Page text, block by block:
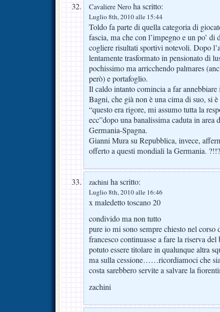
Cavaliere Nero ha scritto:
Luglio 8th, 2010 alle 15:44
Toldo fa parte di quella categoria di
fascia, ma che con l’impegno e un po’ di
cogliere risultati sportivi notevoli. Dopo
lentamente trasformato in pensionato di
pochissimo ma arricchendo palmares
però) e portafoglio.
Il caldo intanto comincia a far
Bagni, che già non è una cima di suo, si
“questo era rigore, mi assumo tutta la
ecc”dopo una banalissima caduta in area
Germania-Spagna.
Gianni Mura su Repubblica, invece,
offerto a questi mondiali la Germania.
zachini ha scritto:
Luglio 8th, 2010 alle 16:46
x maledetto toscano 20
condivido ma non tutto
pure io mi sono sempre chiesto nel corso
francesco continuasse a fare la riserva
potuto essere titolare in qualunque altra
ma sulla cessione……ricordiamoci che
costa sarebbero servite a salvare la
zachini